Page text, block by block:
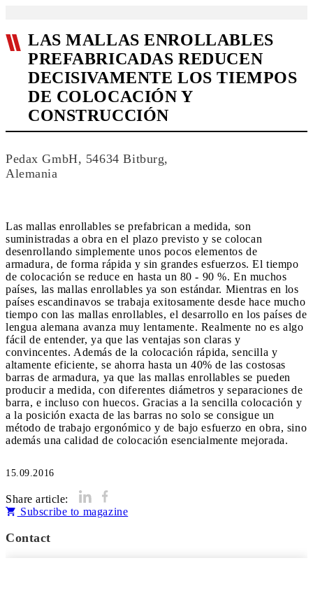
LAS MALLAS ENROLLABLES
PREFABRICADAS REDUCEN
DECISIVAMENTE LOS TIEMPOS
DE COLOCACIÓN Y
CONSTRUCCIÓN
Pedax GmbH, 54634 Bitburg,
Alemania
Las mallas enrollables se prefabrican a medida, son
suministradas a obra en el plazo previsto y se colocan
desenrollando simplemente unos pocos elementos de
armadura, de forma rápida y sin grandes esfuerzos. El tiempo
de colocación se reduce en hasta un 80 - 90 %. En muchos
países, las mallas enrollables ya son estándar. Mientras en los
países escandinavos se trabaja exitosamente desde hace mucho
tiempo con las mallas enrollables, el desarrollo en los países de
lengua alemana avanza muy lentamente. Realmente no es algo
fácil de entender, ya que las ventajas son claras y
convincentes. Además de la colocación rápida, sencilla y
altamente eficiente, se ahorra hasta un 40% de las costosas
barras de armadura, ya que las mallas enrollables se pueden
producir a medida, con diferentes diámetros y separaciones de
barra, e incluso con huecos. Gracias a la sencilla colocación y
a la posición exacta de las barras no solo se consigue un
método de trabajo ergonómico y de bajo esfuerzo en obra, sino
además una calidad de colocación esencialmente mejorada.
15.09.2016
Share article:
Subscribe to magazine
Contact